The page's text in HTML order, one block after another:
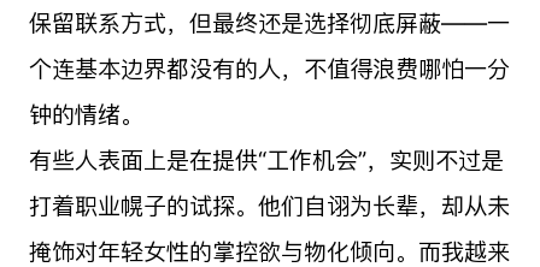
保留联系方式，但最终还是选择彻底屏蔽——一
个连基本边界都没有的人，不值得浪费哪怕一分
钟的情绪。
有些人表面上是在提供“工作机会”，实则不过是
打着职业幌子的试探。他们自诩为长辈，却从未
掩饰对年轻女性的掌控欲与物化倾向。而我越来